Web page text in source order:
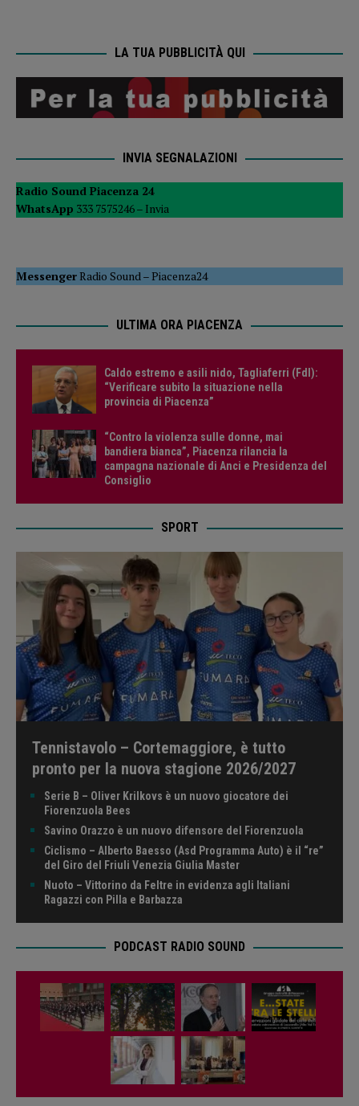
LA TUA PUBBLICITÀ QUI
INVIA SEGNALAZIONI
Radio Sound Piacenza 24
WhatsApp 333 7575246 – Invia
MessengerRadio Sound –Piacenza24
ULTIMA ORA PIACENZA
Caldo estremo e asili nido, Tagliaferri (FdI):
“Verificare subito la situazione nella
provincia di Piacenza”
“Contro la violenza sulle donne, mai
bandiera bianca”, Piacenza rilancia la
campagna nazionale di Anci e Presidenza del
Consiglio
SPORT
Tennistavolo – Cortemaggiore, è tutto
pronto per la nuova stagione 2026/2027
Serie B – Oliver Krilkovs è un nuovo giocatore dei
Fiorenzuola Bees
Savino Orazzo è un nuovo difensore del Fiorenzuola
Ciclismo – Alberto Baesso (Asd Programma Auto) è il “re”
del Giro del Friuli Venezia Giulia Master
Nuoto – Vittorino da Feltre in evidenza agli Italiani
Ragazzi con Pilla e Barbazza
PODCAST RADIO SOUND